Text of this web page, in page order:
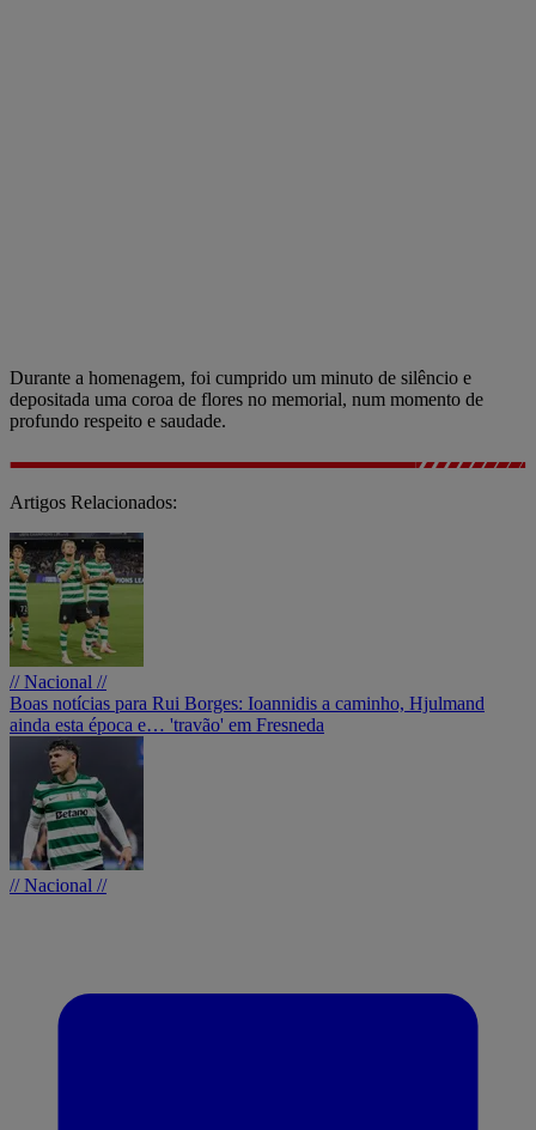
Durante a homenagem, foi cumprido um minuto de silêncio e
depositada uma coroa de flores no memorial, num momento de
profundo respeito e saudade.
Artigos Relacionados:
// Nacional //
Boas notícias para Rui Borges: Ioannidis a caminho, Hjulmand
ainda esta época e… 'travão' em Fresneda
// Nacional //